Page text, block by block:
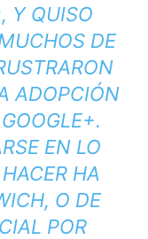
Y QUISO
DE
ADOPCIÓN
EN LO
HA
O DE
POR